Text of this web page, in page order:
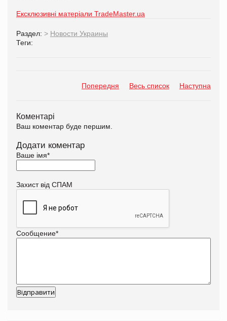
Ексклюзивні матеріали TradeMaster.ua
Раздел: > Новости Украины
Теги:
Попередня Весь список Наступна
Коментарі
Ваш коментар буде першим.
Додати коментар
Ваше імя*
Захист від СПАМ
Сообщение*